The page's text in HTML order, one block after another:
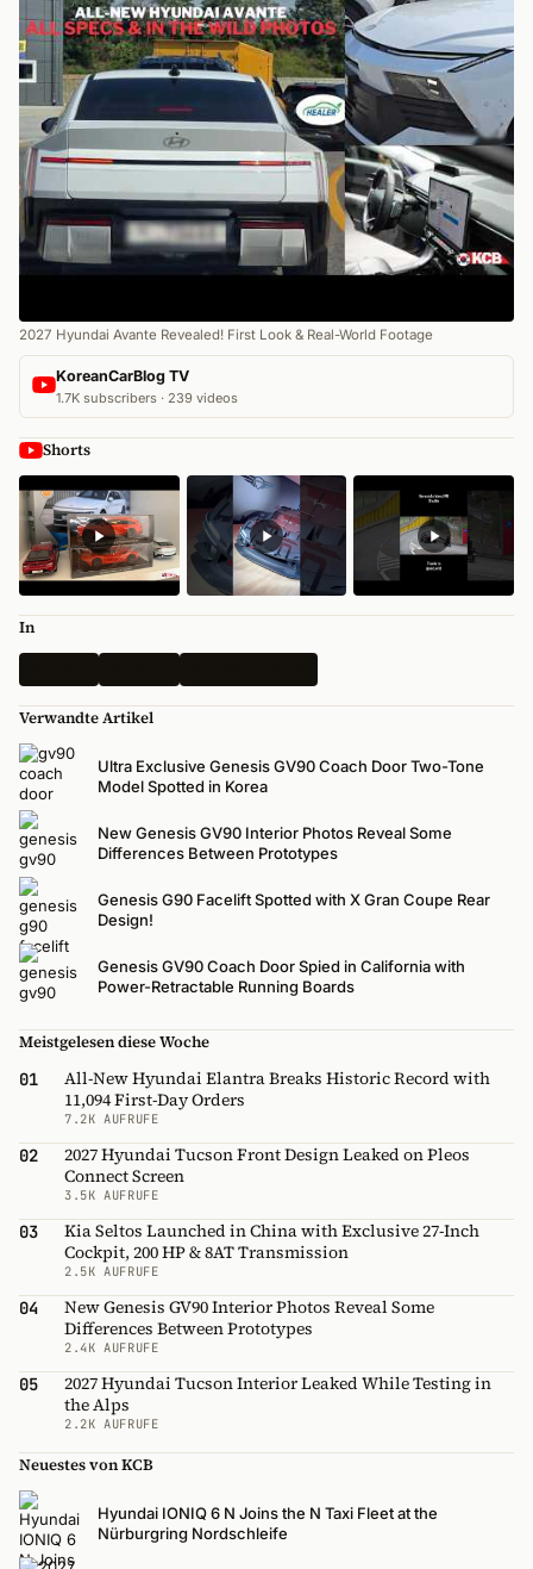
2027 Hyundai Avante Revealed! First Look & Real-World Footage
KoreanCarBlog TV
1.7K subscribers · 239 videos
Shorts
In
Verwandte Artikel
Ultra Exclusive Genesis GV90 Coach Door Two-Tone
Model Spotted in Korea
New Genesis GV90 Interior Photos Reveal Some
Differences Between Prototypes
Genesis G90 Facelift Spotted with X Gran Coupe Rear
Design!
Genesis GV90 Coach Door Spied in California with
Power-Retractable Running Boards
Meistgelesen diese Woche
01
All-New Hyundai Elantra Breaks Historic Record with
11,094 First-Day Orders
7.2K AUFRUFE
02
2027 Hyundai Tucson Front Design Leaked on Pleos
Connect Screen
3.5K AUFRUFE
03
Kia Seltos Launched in China with Exclusive 27-Inch
Cockpit, 200 HP & 8AT Transmission
2.5K AUFRUFE
04
New Genesis GV90 Interior Photos Reveal Some
Differences Between Prototypes
2.4K AUFRUFE
05
2027 Hyundai Tucson Interior Leaked While Testing in
the Alps
2.2K AUFRUFE
Neuestes von KCB
Hyundai IONIQ 6 N Joins the N Taxi Fleet at the
Nürburgring Nordschleife